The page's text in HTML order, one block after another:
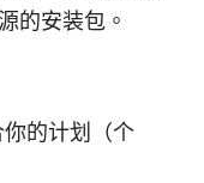
的安装包。
的计划（个